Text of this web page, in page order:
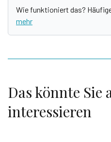
Wie funktioniert das?
mehr
Das könnte Sie
interessieren